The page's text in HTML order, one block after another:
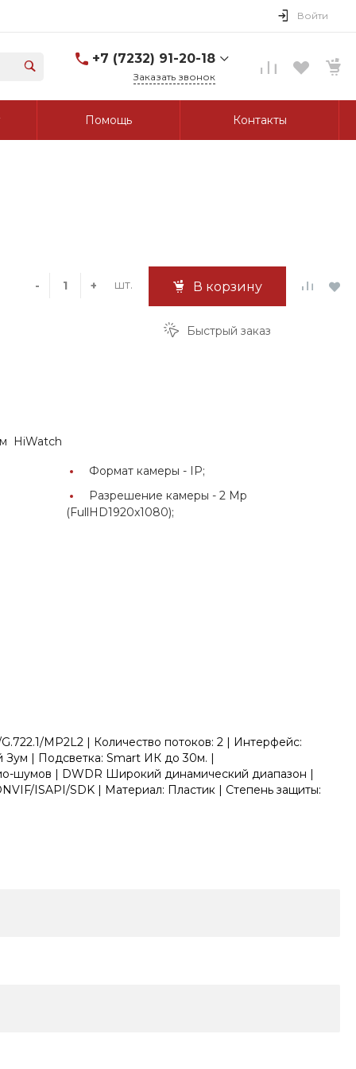
Войти
+7 (7232) 91-20-18
г. Усть-Каменогорск, ул.
Заказать звонок
Помощь Контакты
- + шт. В корзину
Быстрый заказ
HiWatch
Формат камеры - IP;
Разрешение камеры -2 Mp
(FullHD1920x1080);
MP2L2 | Количество потоков: 2 | Интерфейс:
| Подсветка: Smart ИК до 30м. |
шумов | DWDR Широкий динамический диапазон |
ISAPI/SDK | Материал: Пластик | Степень защиты: